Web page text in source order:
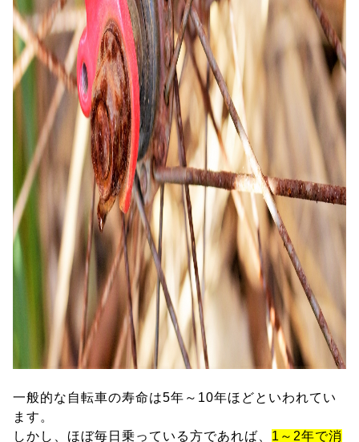
一般的な自転車の寿命は5年～10年ほどといわれてい
ます。
しかし、ほぼ毎日乗っている方であれば、 1～2年で消